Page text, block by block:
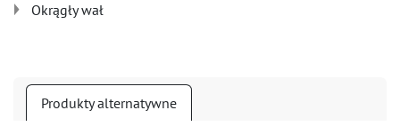
Okrągły wał
Produkty alternatywne